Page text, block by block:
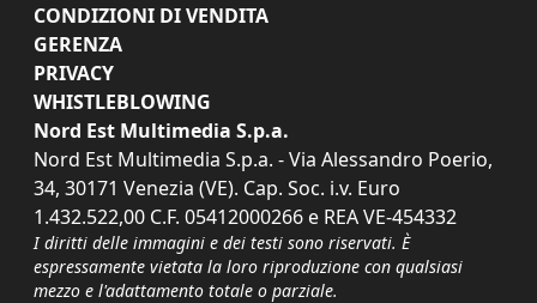
CONDIZIONI DI VENDITA
GERENZA
PRIVACY
WHISTLEBLOWING
Nord Est Multimedia S.p.a.
Nord Est Multimedia S.p.a. - Via Alessandro Poerio,
34, 30171 Venezia (VE). Cap. Soc. i.v. Euro
1.432.522,00 C.F. 05412000266 e REA VE-454332
I diritti delle immagini e dei testi sono riservati. È
espressamente vietata la loro riproduzione con qualsiasi
mezzo e l'adattamento totale o parziale.